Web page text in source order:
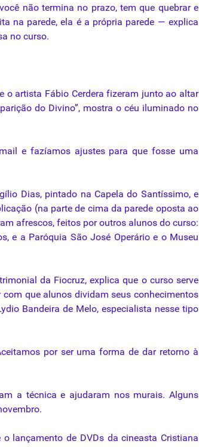
não termina no prazo, tem que quebrar e
na parede, ela é a própria parede — explica
no curso.
o artista Fábio Cerdera fizeram junto ao altar
do Divino”, mostra o céu iluminado no
e fazíamos ajustes para que fosse uma
Dias, pintado na Capela do Santíssimo, e
(na parte de cima da parede oposta ao
afrescos, feitos por outros alunos do curso:
e a Paróquia São José Operário e o Museu
da Fiocruz, explica que o curso serve
que alunos dividam seus conhecimentos
Bandeira de Melo, especialista nesse tipo
por ser uma forma de dar retorno à
a técnica e ajudaram nos murais. Alguns
lançamento de DVDs da cineasta Cristiana